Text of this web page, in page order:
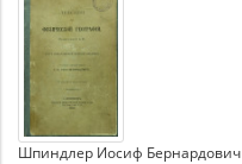
Шпиндлер Иосиф Бернардович